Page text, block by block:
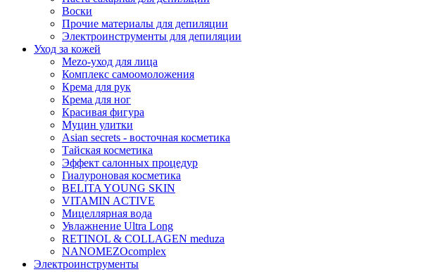
Воски
Прочие материалы для депиляции
Электроинструменты для депиляции
Уход за кожей
Mezo-уход для лица
Комплекс самоомоложения
Крема для рук
Крема для ног
Красивая фигура
Муцин улитки
Asian seсrets - восточная косметика
Тайская косметика
Эффект салонных процедур
Гиалуроновая косметика
BELITA YOUNG SKIN
VITAMIN ACTIVE
Мицеллярная вода
Увлажнение Ultra Long
RETINOL & COLLAGEN meduza
NANOMEZOcomplex
Электроинструменты